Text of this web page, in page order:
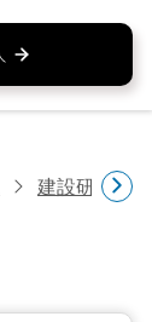
建設研究